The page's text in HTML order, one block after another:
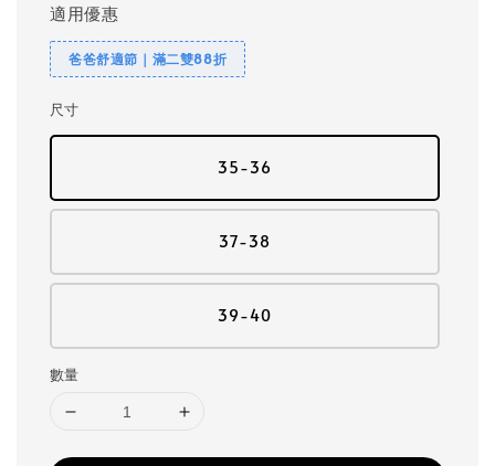
適用優惠
爸爸舒適節｜滿二雙88折
尺寸
35-36
37-38
39-40
數量